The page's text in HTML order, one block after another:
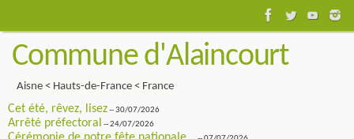
au
contenu
Commune d'Alaincourt
Aisne < Hauts-de-France < France
Cet été, rêvez, lisez-- 30/07/2026
Arrêté préfectoral -- 24/07/2026